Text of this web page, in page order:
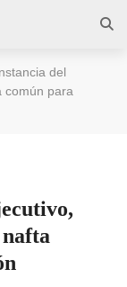
del
común para